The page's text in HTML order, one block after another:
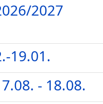
2027
19.01.
- 18.08.